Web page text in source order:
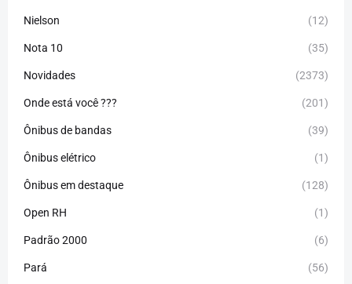
Nielson (12)
Nota 10 (35)
Novidades (2373)
Onde está você ??? (201)
Ônibus de bandas (39)
Ônibus elétrico (1)
Ônibus em destaque (128)
Open RH (1)
Padrão 2000 (6)
Pará (56)